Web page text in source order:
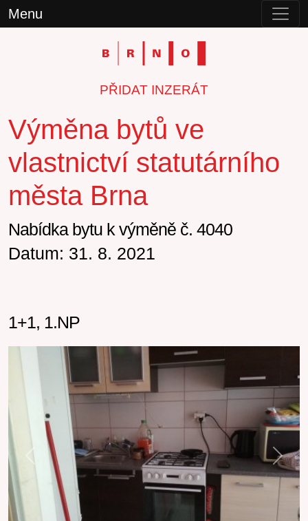
Menu
PŘIDAT INZERÁT
Výměna bytů ve
vlastnictví statutárního
města Brna
Nabídka bytu k výměně č. 4040
Datum: 31. 8. 2021
1+1, 1.NP
Previous Next